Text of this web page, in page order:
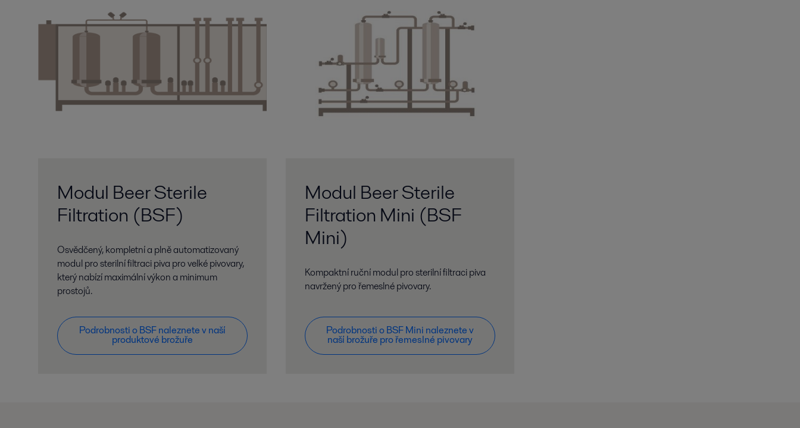
Modul Beer Sterile
Filtration (BSF)
Osvědčený, kompletní a plně automatizovaný
modul pro sterilní filtraci piva pro velké pivovary,
který nabízí maximální výkon a minimum
prostojů.
Podrobnosti o BSF naleznete v naší
produktové brožuře
Modul Beer Sterile
Filtration Mini (BSF
Mini)
Kompaktní ruční modul pro sterilní filtraci piva
navržený pro řemeslné pivovary.
Podrobnosti o BSF Mini naleznete v
naší brožuře pro řemeslné pivovary